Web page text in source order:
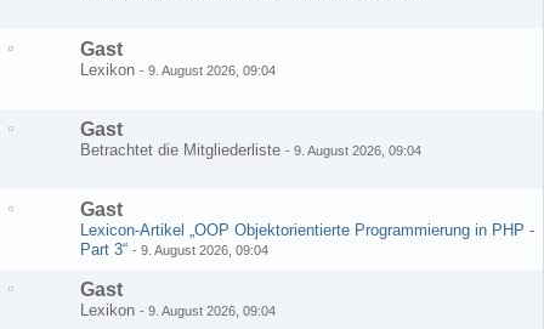
Gast
Lexikon - 9. August 2026, 09:04
Gast
Betrachtet die Mitgliederliste - 9. August 2026, 09:04
Gast
Lexicon-Artikel „OOP Objektorientierte Programmierung in PHP -
Part 3“ - 9. August 2026, 09:04
Gast
Lexikon - 9. August 2026, 09:04